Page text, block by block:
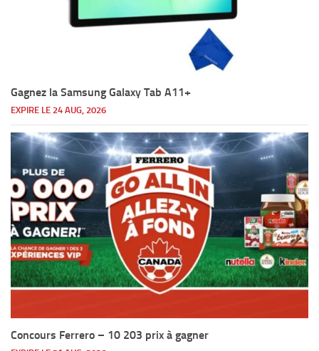
Gagnez la Samsung Galaxy Tab A11+
EXPIRE LE 24 AUG, 2026
Concours Ferrero – 10 203 prix à gagner